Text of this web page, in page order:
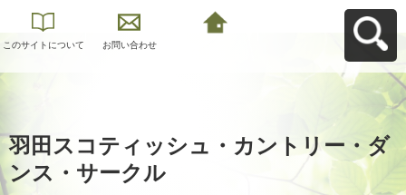
このサイトについて お問い合わせ
羽田スコティッシュ・カントリー・ダ
ンス・サークル